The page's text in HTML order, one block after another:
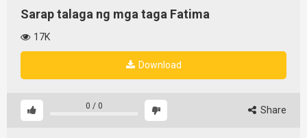
Sarap talaga ng mga taga Fatima
17K
Download
0 / 0 Share